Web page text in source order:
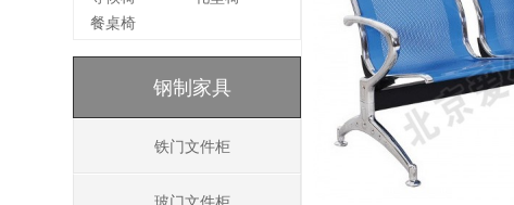
餐桌椅
钢制家具
铁门文件柜